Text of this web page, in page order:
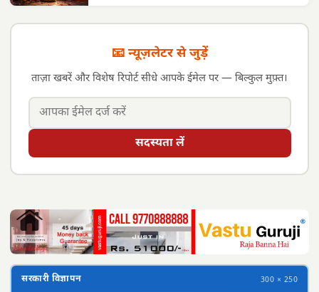
📧 न्यूज़लेटर से जुड़ें
ताज़ा खबरें और विशेष रिपोर्ट सीधे आपके ईमेल पर — बिल्कुल मुफ़्त।
सदस्यता लें
सरकारी विज्ञापन 300 × 250